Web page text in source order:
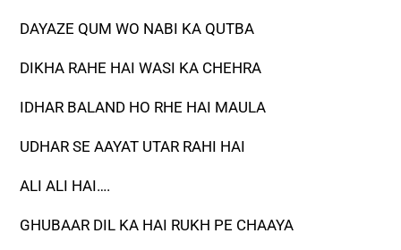
DAYAZE QUM WO NABI KA QUTBA
DIKHA RAHE HAI WASI KA CHEHRA
IDHAR BALAND HO RHE HAI MAULA
UDHAR SE AAYAT UTAR RAHI HAI
ALI ALI HAI….
GHUBAAR DIL KA HAI RUKH PE CHAAYA